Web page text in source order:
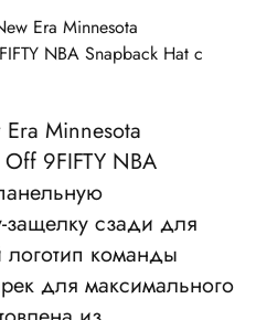
Era Minnesota
NBA Snapback Hat с
Minnesota
9FIFTY NBA
защелку сзади для
команды
для максимального